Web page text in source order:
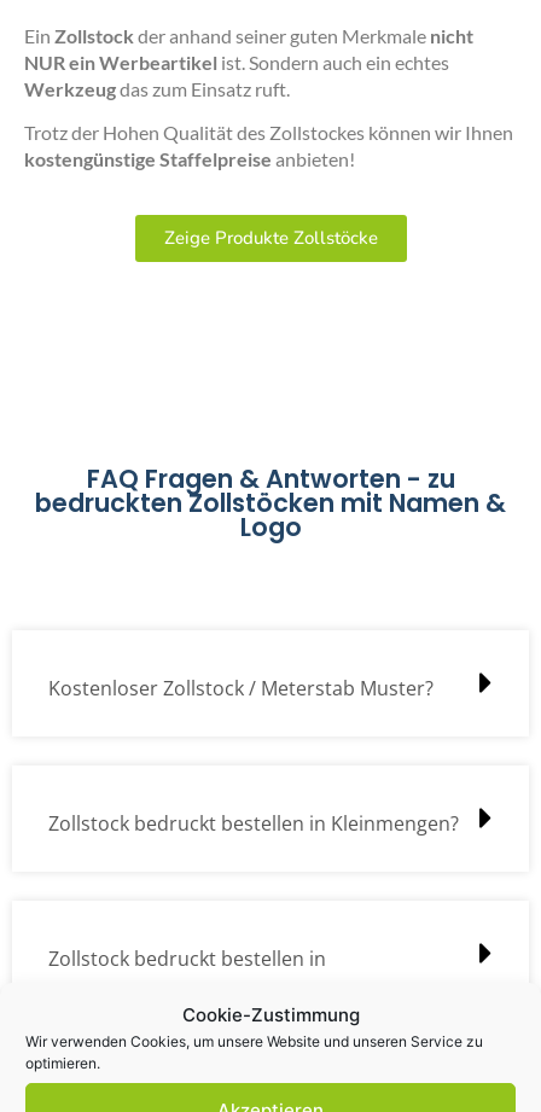
Cookie-Zustimmung
Wir verwenden Cookies, um unsere Website und unseren Service zu
optimieren.
Ein Zollstock der anhand seiner guten Merkmale nicht
NUR ein Werbeartikel ist. Sondern auch ein echtes
Werkzeugdas zum Einsatz ruft.
Trotz der Hohen Qualität des Zollstockes können wir Ihnen
kostengünstige Staffelpreise anbieten!
Zeige Produkte Zollstöcke
FAQ Fragen & Antworten - zu
bedruckten Zollstöcken mit Namen &
Logo
Kostenloser Zollstock / Meterstab Muster?
Zollstock bedruckt bestellen in Kleinmengen?
Zollstock bedruckt bestellen in